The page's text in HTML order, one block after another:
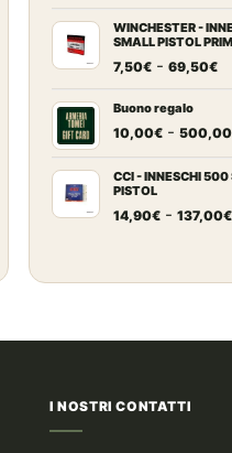
WINCHESTER -
SMALL PISTOL
7,50€ - 69,50€
a
Buono regalo
10,00€ - 500,00
CCI - INNESCHI 500
PISTOL
14,90€ - 137,00€
I NOSTRI CONTATTI